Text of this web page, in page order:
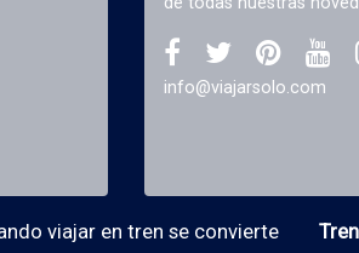
info@viajarsolo.com
viajar en tren se convierte